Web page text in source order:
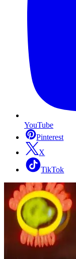
YouTube
Pinterest
X
TikTok